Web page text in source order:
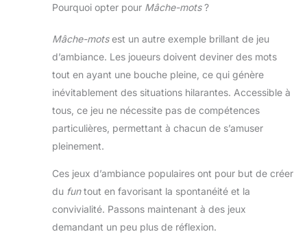
Pourquoi opter pour Mâche-mots?
Mâche-motsest un autre exemple brillant de jeu
d’ambiance. Les joueurs doivent deviner des mots
tout en ayant une bouche pleine, ce qui génère
inévitablement des situations hilarantes. Accessible à
tous, ce jeu ne nécessite pas de compétences
particulières, permettant à chacun de s’amuser
pleinement.
Ces jeux d’ambiance populaires ont pour but de créer
du funtout en favorisant la spontanéité et la
convivialité. Passons maintenant à des jeux
demandant un peu plus de réflexion.